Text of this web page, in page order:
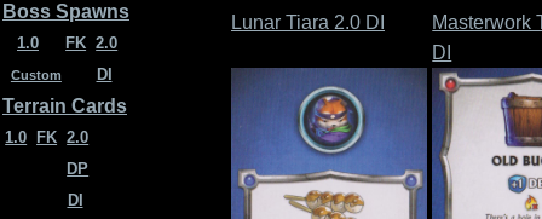
Boss Spawns
1.0
Custom
FK 2.0
DI
Terrain Cards
1.0 FK 2.0
DP
DI
Lunar Tiara 2.0 DI
Masterwork
DI